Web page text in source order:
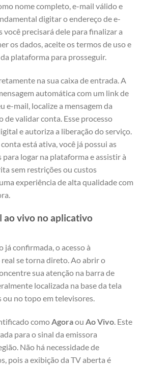
nome completo, e-mail válido e
digitar o endereço de e-
precisará dele para finalizar a
os dados, aceite os termos de uso e
plataforma para prosseguir.
na sua caixa de entrada. A
automática com um link de
e-mail, localize a mensagem da
de validar conta. Esse processo
e autoriza a liberação do serviço.
está ativa, você já possui as
para logar na plataforma e assistir à
sem restrições ou custos
experiência de alta qualidade com
ao vivo no aplicativo
já confirmada, o acesso à
se torna direto. Ao abrir o
sua atenção na barra de
localizada na base da tela
no topo em televisores.
comoAgoraou Ao Vivo. Este
para o sinal da emissora
Não há necessidade de
pois a exibição da TV aberta é